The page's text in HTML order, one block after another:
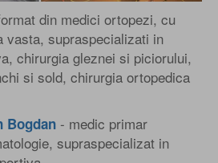
din medici ortopezi, cu
vasta, supraspecializati in
chirurgia gleznei si piciorului,
si sold, chirurgia ortopedica
Bogdan - medic primar
supraspecializat in